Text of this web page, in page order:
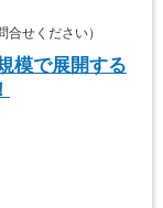
せください）
模で展開する